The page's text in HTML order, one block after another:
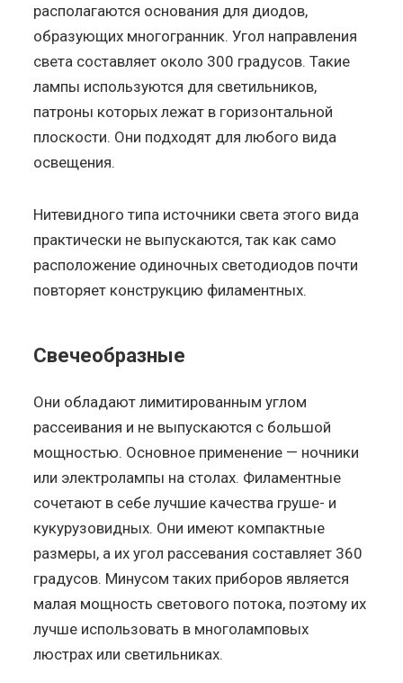
располагаются основания для диодов,
образующих многогранник. Угол направления
света составляет около 300 градусов. Такие
лампы используются для светильников,
патроны которых лежат в горизонтальной
плоскости. Они подходят для любого вида
освещения.
Нитевидного типа источники света этого вида
практически не выпускаются, так как само
расположение одиночных светодиодов почти
повторяет конструкцию филаментных.
Свечеобразные
Они обладают лимитированным углом
рассеивания и не выпускаются с большой
мощностью. Основное применение — ночники
или электролампы на столах. Филаментные
сочетают в себе лучшие качества груше- и
кукурузовидных. Они имеют компактные
размеры, а их угол рассевания составляет 360
градусов. Минусом таких приборов является
малая мощность светового потока, поэтому их
лучше использовать в многоламповых
люстрах или светильниках.